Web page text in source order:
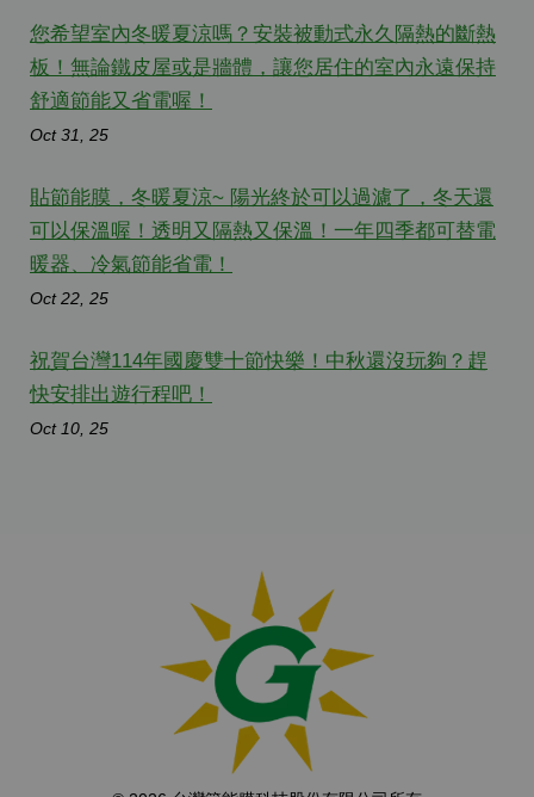
您希望室內冬暖夏涼嗎？安裝被動式永久隔熱的斷熱
板！無論鐵皮屋或是牆體，讓您居住的室內永遠保持
舒適節能又省電喔！
Oct 31, 25
貼節能膜，冬暖夏涼~ 陽光終於可以過濾了，冬天還
可以保溫喔！透明又隔熱又保溫！一年四季都可替電
暖器、冷氣節能省電！
Oct 22, 25
祝賀台灣114年國慶雙十節快樂！中秋還沒玩夠？趕
快安排出遊行程吧！
Oct 10, 25